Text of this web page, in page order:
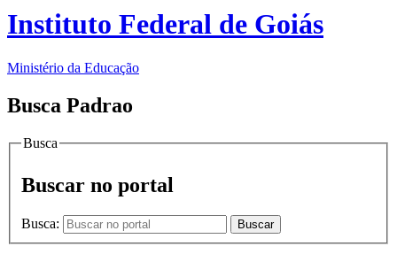
Instituto Federal de Goiás
Ministério da Educação
Busca Padrao
Busca
Buscar no portal
Busca: Buscar